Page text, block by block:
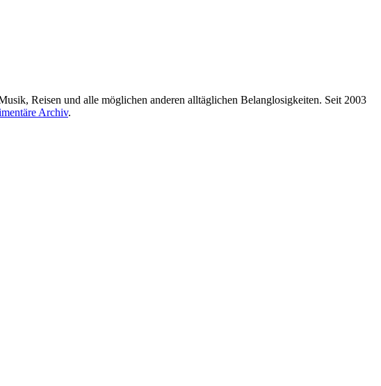
Reisen und alle möglichen anderen alltäglichen Belanglosigkeiten. Seit 2003
Archiv.